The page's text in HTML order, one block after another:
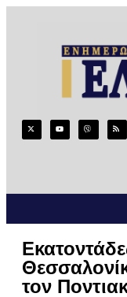
τον